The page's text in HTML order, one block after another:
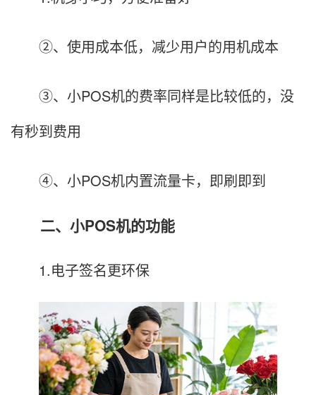
②、使用成本低，减少用户的用机成本
③、小POS机的费率同样是比较低的，没
有秒到费用
④、小POS机内置流量卡，即刷即到
二、小POS机的功能
1.电子签名更环保